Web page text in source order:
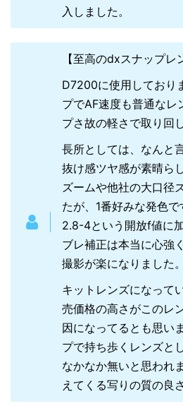
入しました。
【至高のdxスナップレ
D7200に使用しており
プでAF速度も普通なレ
プさ故の軽さで取り回
長所としては、なんと
抜け感ツヤ感が素晴ら
ズームや他社の大口径
たが、1番好みな発色で
2.8-4という開放f値に
ブレ補正は本当に心強
撮影が楽になりました。
キットレンズになって
売価格の高さがこのレ
因になってるとも思い
プで持ち歩くレンズと
なかなか無いと思われ
えてくる写りの質の良